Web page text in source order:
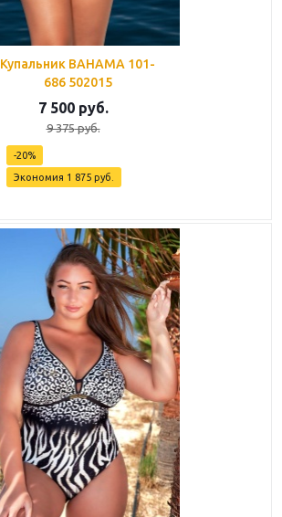
Купальник BAHAMA 101-
686 502015
7 500руб.
9 375руб.
-20%
Экономия 1 875руб.